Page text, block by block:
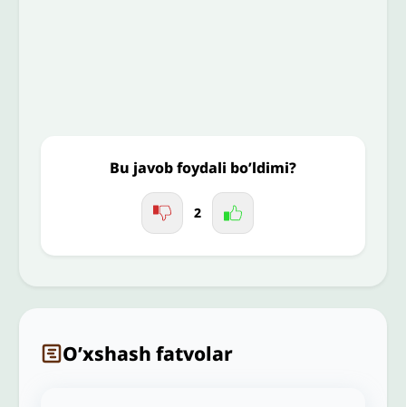
Bu javob foydali bo’ldimi?
2
O’xshash fatvolar